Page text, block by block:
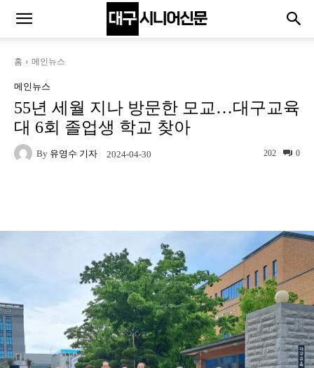
홈 메인뉴스
메인뉴스
55년 세월 지나 방문한 모교…대구교육
대 6회 졸업생 학교 찾아
By 유영수 기자 2024-04-30 0
202